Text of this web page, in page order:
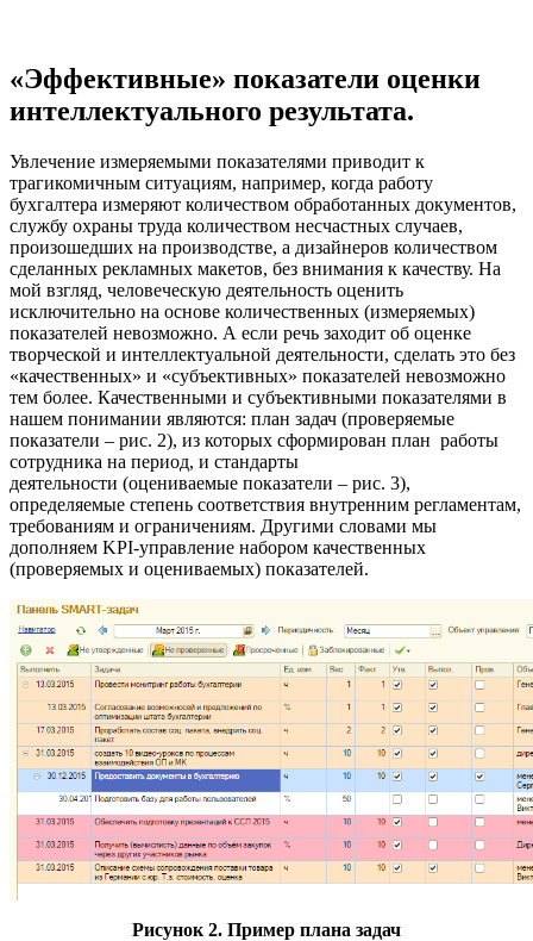
«Эффективные» показатели оценки
интеллектуального результата.
Увлечение измеряемыми показателями приводит к
трагикомичным ситуациям, например, когда работу
бухгалтера измеряют количеством обработанных документов,
службу охраны труда количеством несчастных случаев,
произошедших на производстве, а дизайнеров количеством
сделанных рекламных макетов, без внимания к качеству. На
мой взгляд, человеческую деятельность оценить
исключительно на основе количественных (измеряемых)
показателей невозможно. А если речь заходит об оценке
творческой и интеллектуальной деятельности, сделать это без
«качественных» и «субъективных» показателей невозможно
тем более. Качественными и субъективными показателями в
нашем понимании являются: план задач (проверяемые
показатели – рис. 2), из которых сформирован план работы
сотрудника на период, и стандарты
деятельности (оцениваемые показатели – рис. 3),
определяемые степень соответствия внутренним регламентам,
требованиям и ограничениям. Другими словами мы
дополняем KPI-управление набором качественных
(проверяемых и оцениваемых) показателей.
Рисунок 2. Пример плана задач